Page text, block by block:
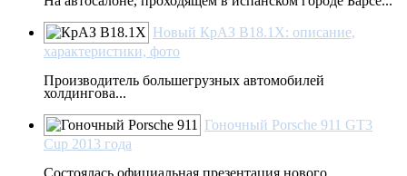
Новый КрАЗ В18.1Х: описание,
характеристики, фото
Производитель большегрузных автомобилей
холдингова...
Гоночный Porsche 911 GT3
Cup 2013 года
Состоялась официальная презентация нового